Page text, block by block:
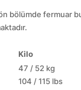
bölümde fermuar
Kilo
47 / 52 kg
104 / 115 lbs